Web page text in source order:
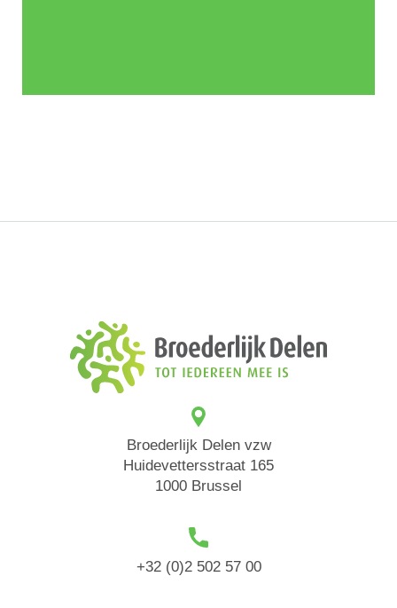
Broederlijk Delen vzw
Huidevettersstraat 165
1000 Brussel
+32 (0)2 502 57 00